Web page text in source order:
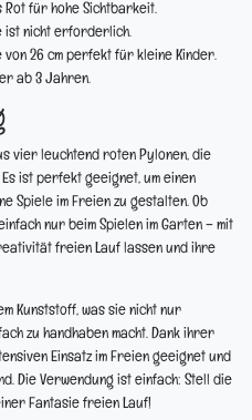
Rot für hohe Sichtbarkeit.
ist nicht erforderlich.
von 26 cm perfekt für kleine Kinder.
ab 3 Jahren.
vier leuchtend roten Pylonen, die
Es ist perfekt geeignet, um einen
Spiele im Freien zu gestalten. Ob
nur beim Spielen im Garten – mit
freien Lauf lassen und ihre
Kunststoff, was sie nicht nur
zu handhaben macht. Dank ihrer
Einsatz im Freien geeignet und
Die Verwendung ist einfach: Stell die
Fantasie freien Lauf!